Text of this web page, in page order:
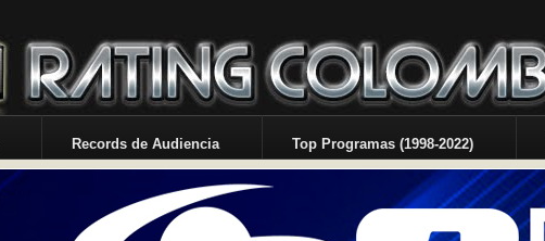
Records de Audiencia Top Programas (1998-2022)